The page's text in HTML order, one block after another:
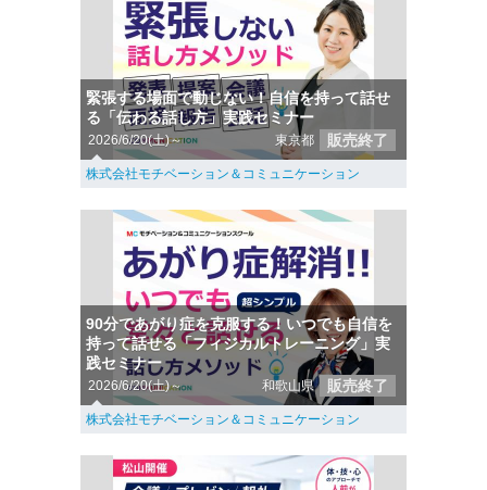
緊張する場面で動じない！自信を持って話せ
る「伝わる話し方」実践セミナー
2026/6/20(土)～ 東京都 販売終了
株式会社モチベーション＆コミュニケーション
90分であがり症を克服する！いつでも自信を
持って話せる「フィジカルトレーニング」実
践セミナー
2026/6/20(土)～ 和歌山県 販売終了
株式会社モチベーション＆コミュニケーション